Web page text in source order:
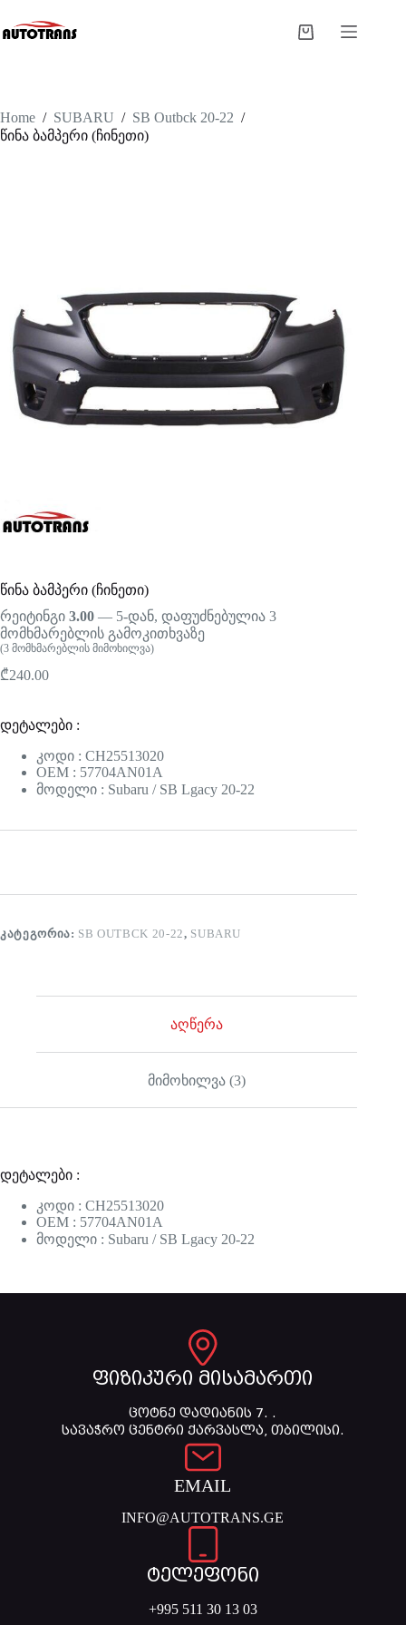
Home / SUBARU / SB Outbck 20-22 /
წინა ბამპერი (ჩინეთი)
წინა ბამპერი (ჩინეთი)
რეიტინგი 3.00 — 5-დან, დაფუძნებულია 3
მომხმარებლის გამოკითხვაზე
(3 მომხმარებლის მიმოხილვა)
₾240.00
დეტალები :
კოდი : CH25513020
OEM : 57704AN01A
მოდელი : Subaru / SB Lgacy 20-22
ᲙᲐᲢᲔᲒᲝᲠᲘᲐ: SB OUTBCK 20-22, SUBARU
აღწერა
მიმოხილვა (3)
დეტალები :
კოდი : CH25513020
OEM : 57704AN01A
მოდელი : Subaru / SB Lgacy 20-22
ფიზიკური მისამართი
ცოტნე დადიანის 7. .
სავაჭრო ცენტრი ქარვასლა, თბილისი.
EMAIL
INFO@AUTOTRANS.GE
ტელეფონი
+995 511 30 13 03